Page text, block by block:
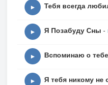
Когда в сердцах
Когда со мною
***
▶ Тебя всегда
▶ Я Позабуду Сны -
▶ Вспоминаю о тебе
▶ Я тебя никому не